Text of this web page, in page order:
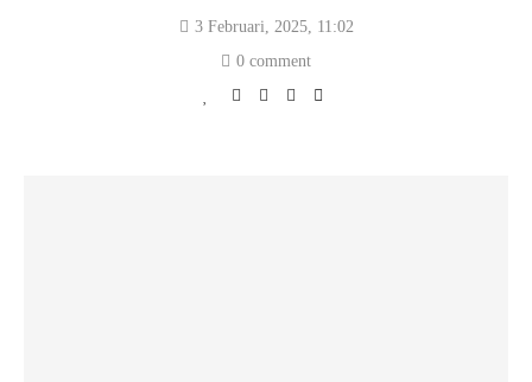
3 Februari, 2025, 11:02
0 comment